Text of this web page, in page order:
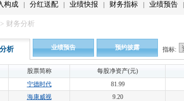
构成 分红送配 业绩快报 财务指标 业绩预告
> 财务分析
析 业绩预告 预约披露 指标:
股票简称 每股净资产(元)
宁德时代 81.99
海康威视 9.20